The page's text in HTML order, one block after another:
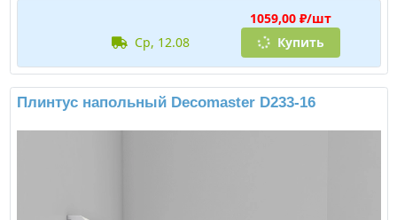
1059,00 ₽/шт
ср, 12.08
Купить
Плинтус напольный Decomaster D233-16